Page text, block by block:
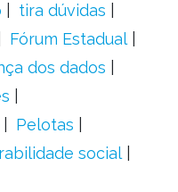
tira dúvidas
Fórum Estadual
dos dados
Pelotas
social